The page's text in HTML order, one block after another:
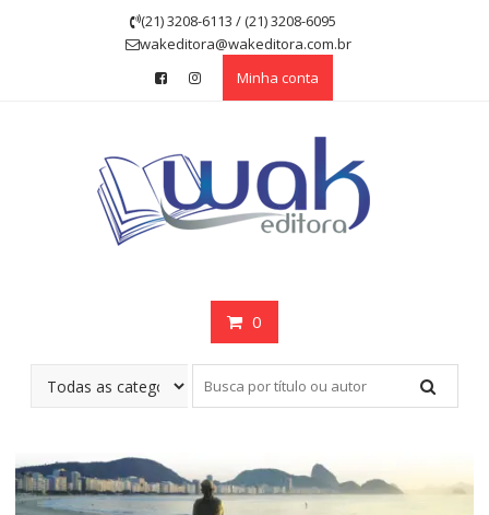
(21) 3208-6113 / (21) 3208-6095
wakeditora@wakeditora.com.br
Minha conta
0